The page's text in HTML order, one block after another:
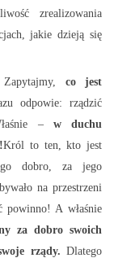
zrealizowania
jakie dzieją się
co jest
odpowie: rządzić
– w duchu
Król to ten, kto jest
dobro, za jego
na przestrzeni
A właśnie
za dobro swoich
rządy. Dlatego